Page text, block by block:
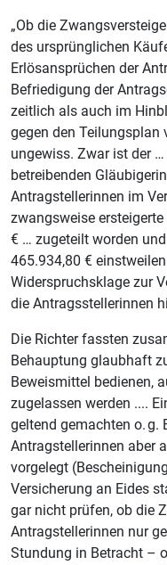
„Ob die
des ursprünglichen
Erlösansprüchen der
Befriedigung der
zeitlich als auch im
gegen den
ungewiss. Zwar ist der
betreibenden
Antragstellerinnen im
zwangsweise
€ … zugeteilt worden
465.934,80 €
Widerspruchsklage zur
die Antragsstellerinnen
Die Richter fassten
Behauptung glaubhaft
Beweismittel bedienen,
zugelassen werden ....
geltend gemachten o. g.
Antragstellerinnen aber
vorgelegt
Versicherung an Eides
gar nicht prüfen, ob die
Antragstellerinnen nur
Stundung in Betracht –